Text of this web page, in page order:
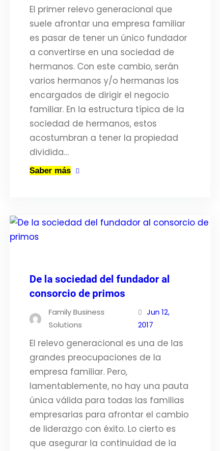
El primer relevo generacional que
suele afrontar una empresa familiar
es pasar de tener un único fundador
a convertirse en una sociedad de
hermanos. Con este cambio, serán
varios hermanos y/o hermanas los
encargados de dirigir el negocio
familiar. En la estructura típica de la
sociedad de hermanos, estos
acostumbran a tener la propiedad
dividida…
Saber más
De la sociedad del fundador al
consorcio de primos
Family Business
Solutions
Jun 12,
2017
El relevo generacional es una de las
grandes preocupaciones de la
empresa familiar. Pero,
lamentablemente, no hay una pauta
única válida para todas las familias
empresarias para afrontar el cambio
de liderazgo con éxito. Lo cierto es
que asegurar la continuidad de la